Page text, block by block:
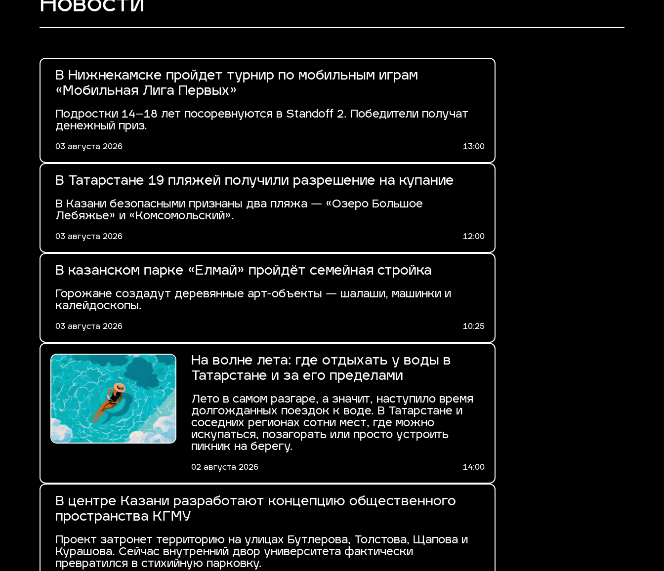
Новости
В Нижнекамске пройдет турнир по мобильным играм
«Мобильная Лига Первых»
Подростки 14–18 лет посоревнуются в Standoff 2. Победители получат
денежный приз.
03 августа 2026 13:00
В Татарстане 19 пляжей получили разрешение на купание
В Казани безопасными признаны два пляжа — «Озеро Большое
Лебяжье» и «Комсомольский».
03 августа 2026 12:00
В казанском парке «Елмай» пройдёт семейная стройка
Горожане создадут деревянные арт-объекты — шалаши, машинки и
калейдоскопы.
03 августа 2026 10:25
На волне лета: где отдыхать у воды в
Татарстане и за его пределами
Лето в самом разгаре, а значит, наступило время
долгожданных поездок к воде. В Татарстане и
соседних регионах сотни мест, где можно
искупаться, позагорать или просто устроить
пикник на берегу.
02 августа 2026 14:00
В центре Казани разработают концепцию общественного
пространства КГМУ
Проект затронет территорию на улицах Бутлерова, Толстова, Щапова и
Курашова. Сейчас внутренний двор университета фактически
превратился в стихийную парковку.